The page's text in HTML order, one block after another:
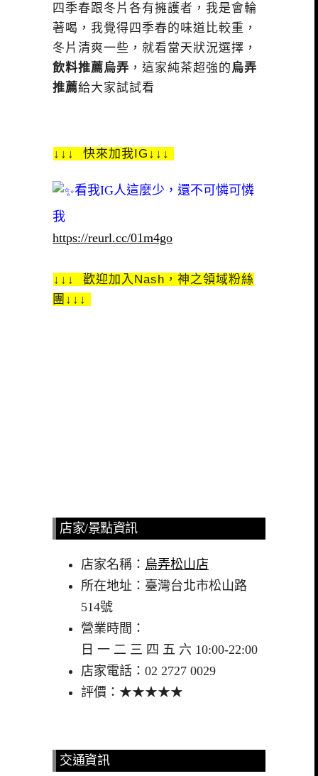
四季春跟冬片各有擁護者，我是會輪
著喝，我覺得四季春的味道比較重，
冬片清爽一些，就看當天狀況選擇，
飲料推薦烏弄 ，這家純茶超強的烏弄
推薦給大家試試看
↓↓↓ 快來加我IG↓↓↓
看我IG人這麼少，還不可憐可憐
我
https://reurl.cc/01m4go
↓↓↓ 歡迎加入Nash，神之領域粉絲
團↓↓↓
店家/景點資訊
店家名稱： 烏弄松山店
所在地址：臺灣台北市松山路
514號
營業時間：
日 一 二 三 四 五 六 10:00-22:00
店家電話：02 2727 0029
評價：★★★★★
交通資訊